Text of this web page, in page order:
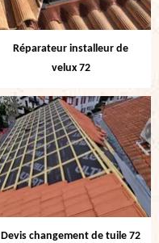
Réparateur installeur de
velux 72
Devis changement de tuile 72